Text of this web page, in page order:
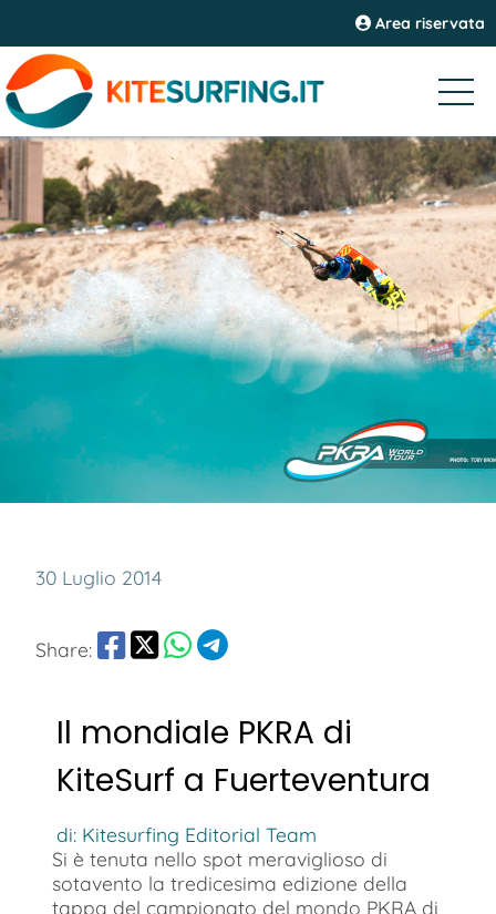
Area riservata
30 Luglio 2014
Share:
Il mondiale PKRA di
KiteSurf a Fuerteventura
di: Kitesurfing Editorial Team
Si è tenuta nello spot meraviglioso di
sotavento la tredicesima edizione della
tappa del campionato del mondo PKRA di